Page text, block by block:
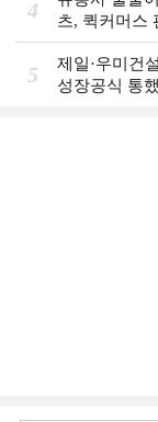
4
츠, 퀵커머스
5
제일·우미건
성장공식 통